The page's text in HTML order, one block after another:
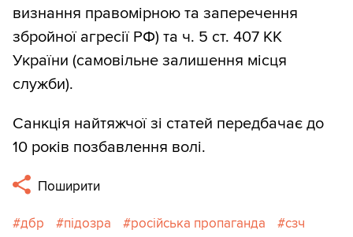
визнання правомірною та заперечення
збройної агресії РФ) та ч. 5 ст. 407 КК
України (самовільне залишення місця
служби).
Санкція найтяжчої зі статей передбачає до
10 років позбавлення волі.
Поширити
дбр підозра російська пропаганда
сзч